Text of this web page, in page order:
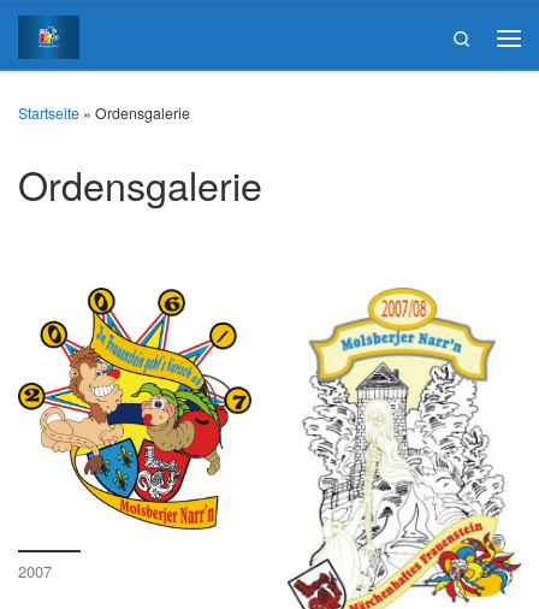
Zum Inhalt springen
Search
Startseite » Ordensgalerie
Ordensgalerie
2007